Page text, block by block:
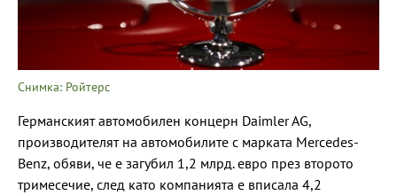
Снимка: Ройтерс
Германският автомобилен концерн Daimler AG,
производителят на автомобилите с марката Mercedes-
Benz, обяви, че е загубил 1,2 млрд. евро през второто
тримесечие, след като компанията е вписала 4,2